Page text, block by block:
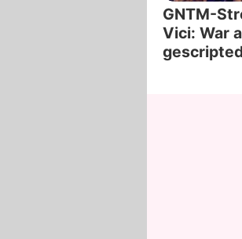
GNTM-
Vici: War